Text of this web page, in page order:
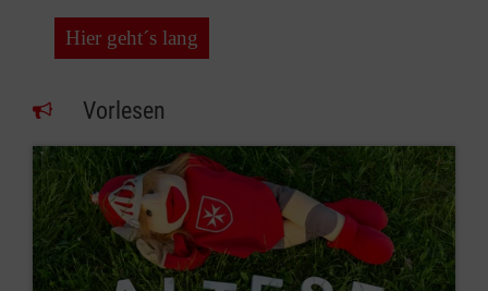
Hier geht´s lang
Vorlesen